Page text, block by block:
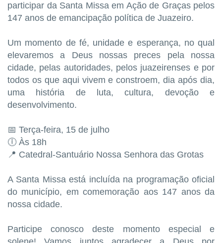
participar da Santa Missa em Ação de Graças pelos
147 anos de emancipação política de Juazeiro.
Um momento de fé, unidade e esperança, no qual
elevaremos a Deus nossas preces pela nossa
cidade, pelas autoridades, pelos juazeirenses e por
todos os que aqui vivem e constroem, dia após dia,
uma história de luta, cultura, devoção e
desenvolvimento.
📅 Terça-feira, 15 de julho
🕕 Às 18h
📍 Catedral-Santuário Nossa Senhora das Grotas
A Santa Missa está incluída na programação oficial
do município, em comemoração aos 147 anos da
nossa cidade.
Participe conosco deste momento especial e